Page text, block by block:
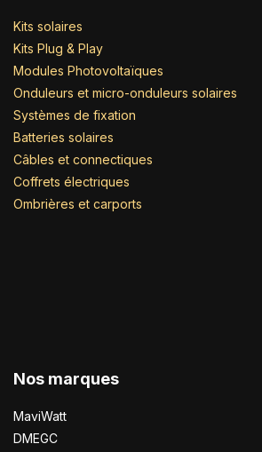
Kits solaires
Kits Plug & Play
Modules Photovoltaïques
Onduleurs et micro-onduleurs solaires
Systèmes de fixation
Batteries solaires
Câbles et connectiques
Coffrets électriques
Ombrières et carports
Nos marques
MaviWatt
DMEGC